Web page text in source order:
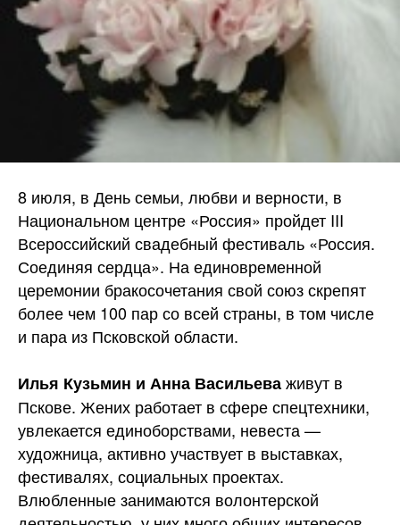
8 июля, в День семьи, любви и верности, в
Национальном центре «Россия» пройдет III
Всероссийский свадебный фестиваль «Россия.
Соединяя сердца». На единовременной
церемонии бракосочетания свой союз скрепят
более чем 100 пар со всей страны, в том числе
и пара из Псковской области.
Илья Кузьмин и Анна Васильеваживут в
Пскове. Жених работает в сфере спецтехники,
увлекается единоборствами, невеста —
художница, активно участвует в выставках,
фестивалях, социальных проектах.
Влюбленные занимаются волонтерской